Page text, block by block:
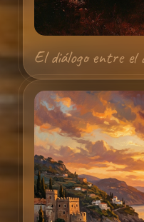
El diálogo entre el